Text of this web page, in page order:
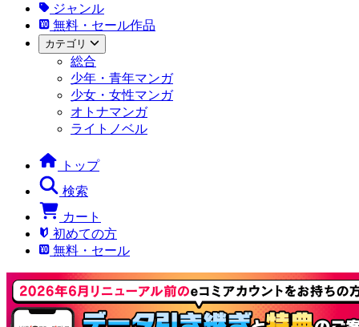
ジャンル
無料・セール作品
カテゴリ
総合
少年・青年マンガ
少女・女性マンガ
オトナマンガ
ライトノベル
トップ
検索
カート
初めての方
無料・セール